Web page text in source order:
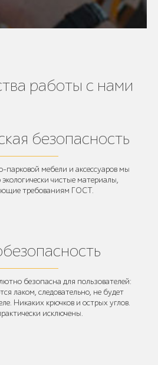
работы с нами
безопасность
парковой мебели и аксессуаров мы
чистые материалы,
требованиям ГОСТ.
безопасна для пользователей:
лаком, следовательно, не будет
Никаких крючков и острых углов.
исключены.